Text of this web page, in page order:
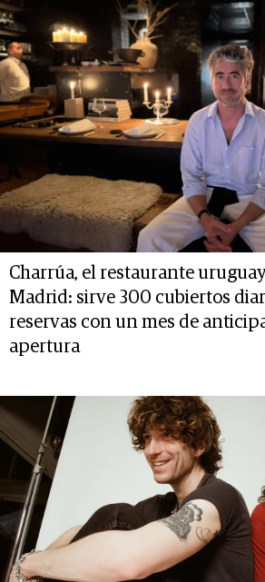
Charrúa, el restaurante
Madrid: sirve 300 cubiertos
reservas con un mes de
apertura